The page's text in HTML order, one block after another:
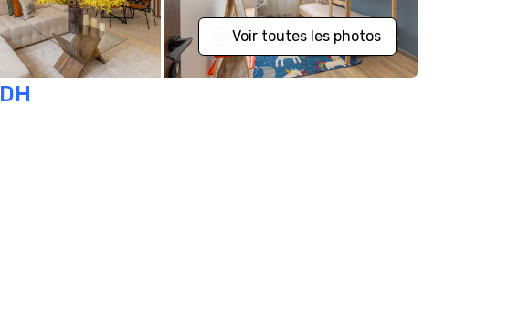
Voir toutes les photos
DH